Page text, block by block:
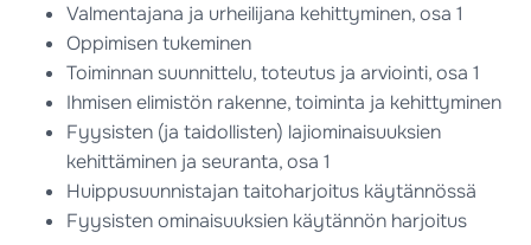
Valmentajana ja urheilijana kehittyminen, osa 1
Oppimisen tukeminen
Toiminnan suunnittelu, toteutus ja arviointi, osa 1
Ihmisen elimistön rakenne, toiminta ja kehittyminen
Fyysisten (ja taidollisten) lajiominaisuuksien
kehittäminen ja seuranta, osa 1
Huippusuunnistajan taitoharjoitus käytännössä
Fyysisten ominaisuuksien käytännön harjoitus